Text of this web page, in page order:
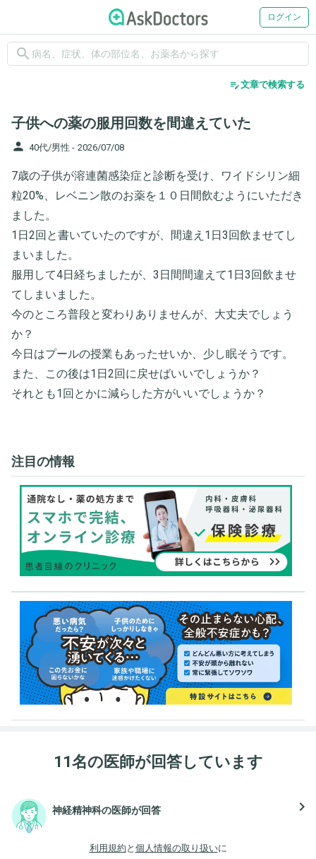
ログイン
search
edit_note文章で検索する
子供への薬の服用回数を間違えていた
person 40代/男性 - 2026/07/08
7歳の子供が溶連菌感染症と診断を受け、ワイドシリン細
粒20%、レベニン散のお薬を１０日間飲むようにいただき
ました。
1日2回と書いていたのですが、間違え1日3回飲ませてし
まいました。
服用して4日経ちましたが、3日間間違えて1日3回飲ませ
てしまいました。
今のところ普段と変わりありませんが、大丈夫でしょう
か？
今日はプールの授業もあったせいか、少し眠そうです。
また、この後は1日2回に戻せばいいでしょうか？
それとも1回とかに減らした方がいいでしょうか？
注目の情報
11名の医師が回答しています
神経精神科の医師が回答 navigate_next
利用規約 と 個人情報の取り扱いに